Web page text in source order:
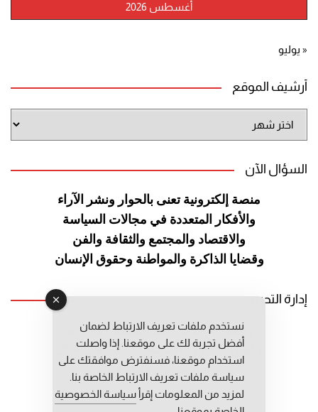
أغسطس 2026
« يوليو
أرشيف الموقع
الموقع
السؤال الآن
منصة إلكترونية تعنى بالحوار ونشر الآراء
والأفكار المتعددة في مجالات السياسة
والاقتصاد والمجتمع والثقافة والفن
وقضايا الذاكرة والمواطنة وحقوق الإنسان
إدارة التحرير
رئيس التحرير: عبد الرحيم التوراني
رئيس التحرير المساعد: المعطي قبال
مديرة التحرير: فاطمة حوحو
نستخدم ملفات تعريف الارتباط لضمان
أفضل تجربة لك على موقعنا. إذا واصلت
استخدام موقعنا، فسنفترض موافقتك على
سياسة ملفات تعريف الارتباط الخاصة بنا.
لمزيد من المعلومات إقرأ سياسة الخصوصية